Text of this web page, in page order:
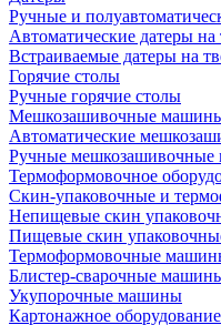
Ручные и
Автоматические датеры
Встраиваемые датеры на
Горячие столы
Ручные горячие столы
Мешкозашивочные
Автоматические
Ручные мешкозашивочные
Термоформовочное
Скин-упаковочные и
Непищевые скин
Пищевые скин
Термоформовочные
Блистер-сварочные
Укупорочные машины
Картонажное оборудование